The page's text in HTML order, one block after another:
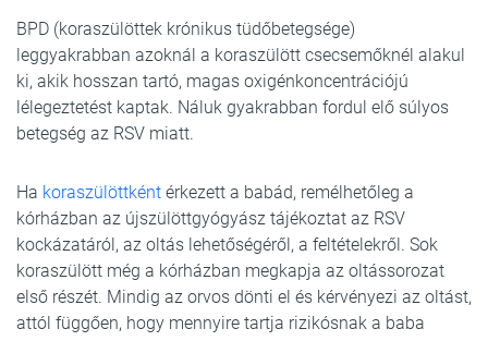
BPD (koraszülöttek krónikus tüdőbetegsége)
leggyakrabban azoknál a koraszülött csecsemőknél alakul
ki, akik hosszan tartó, magas oxigénkoncentrációjú
lélegeztetést kaptak. Náluk gyakrabban fordul elő súlyos
betegség az RSV miatt.
Ha koraszülöttként érkezett a babád, remélhetőleg a
kórházban az újszülöttgyógyász tájékoztat az RSV
kockázatáról, az oltás lehetőségéről, a feltételekről. Sok
koraszülött még a kórházban megkapja az oltássorozat
első részét. Mindig az orvos dönti el és kérvényezi az oltást,
attól függően, hogy mennyire tartja rizikósnak a baba